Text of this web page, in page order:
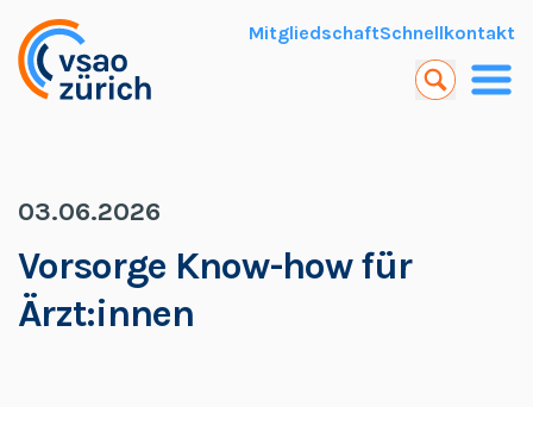
MitgliedschaftSchnellkontakt
03.06.2026
Vorsorge Know-how für
Ärzt:innen